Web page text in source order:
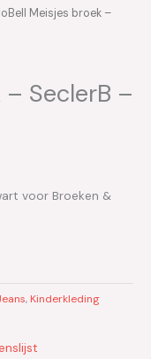
Meisjes broek –
SeclerB –
voor Broeken &
, Kinderkleding